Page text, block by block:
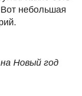
небольшая
Новый год